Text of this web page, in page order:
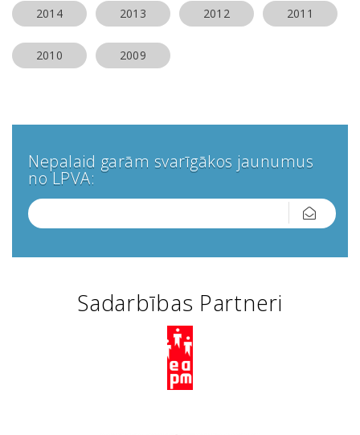
2014 2013 2012 2011
2010 2009
Nepalaid garām svarīgākos jaunumus
no LPVA:
Sadarbības Partneri